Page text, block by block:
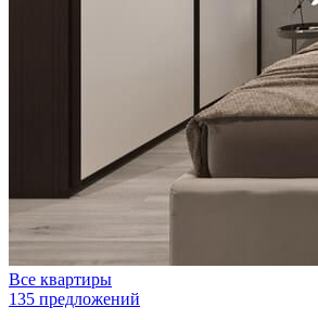
Все квартиры
135 предложений